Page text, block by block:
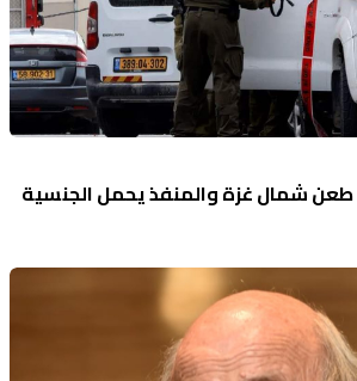
طعن شمال غزة والمنفذ يحمل الجنسية